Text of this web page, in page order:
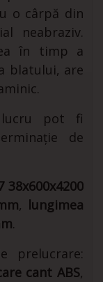
o cârpă din
neabraziv.
în timp a
blatului, are
pot fi
de
38x600x4200
, lungimea
.
prelucrare:
cant ABS,